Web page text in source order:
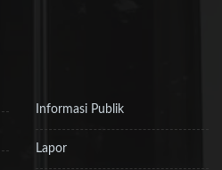
Informasi Publik
Lapor